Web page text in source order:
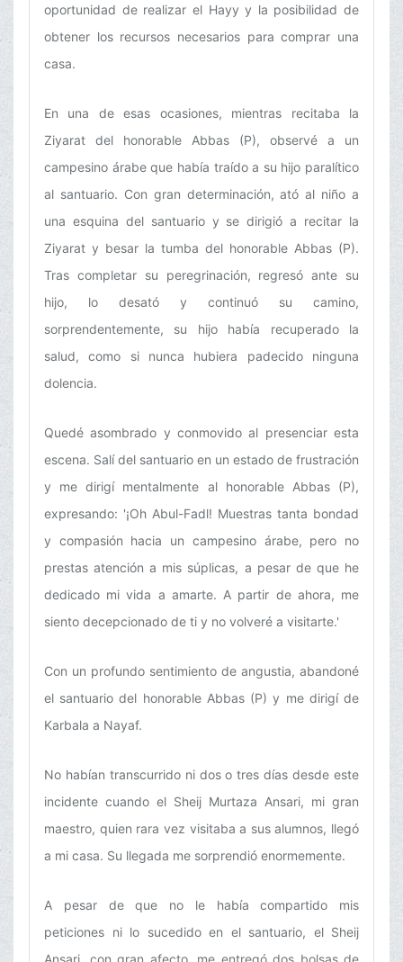
oportunidad de realizar el Hayy y la posibilidad de
obtener los recursos necesarios para comprar una
casa.
En una de esas ocasiones, mientras recitaba la
Ziyarat del honorable Abbas (P), observé a un
campesino árabe que había traído a su hijo paralítico
al santuario. Con gran determinación, ató al niño a
una esquina del santuario y se dirigió a recitar la
Ziyarat y besar la tumba del honorable Abbas (P).
Tras completar su peregrinación, regresó ante su
hijo, lo desató y continuó su camino,
sorprendentemente, su hijo había recuperado la
salud, como si nunca hubiera padecido ninguna
dolencia.
Quedé asombrado y conmovido al presenciar esta
escena. Salí del santuario en un estado de frustración
y me dirigí mentalmente al honorable Abbas (P),
expresando: '¡Oh Abul-Fadl! Muestras tanta bondad
y compasión hacia un campesino árabe, pero no
prestas atención a mis súplicas, a pesar de que he
dedicado mi vida a amarte. A partir de ahora, me
siento decepcionado de ti y no volveré a visitarte.'
Con un profundo sentimiento de angustia, abandoné
el santuario del honorable Abbas (P) y me dirigí de
Karbala a Nayaf.
No habían transcurrido ni dos o tres días desde este
incidente cuando el Sheij Murtaza Ansari, mi gran
maestro, quien rara vez visitaba a sus alumnos, llegó
a mi casa. Su llegada me sorprendió enormemente.
A pesar de que no le había compartido mis
peticiones ni lo sucedido en el santuario, el Sheij
Ansari, con gran afecto, me entregó dos bolsas de